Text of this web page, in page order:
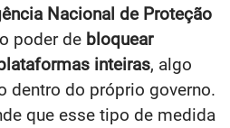
Nacional de Proteção
poder de bloquear
inteiras, algo
dentro do próprio governo.
que esse tipo de medida